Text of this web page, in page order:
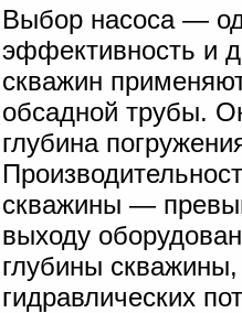
Выбор насоса —
эффективность и
скважин
обсадной трубы.
глубина
скважины —
выходу
глубины
гидравлических